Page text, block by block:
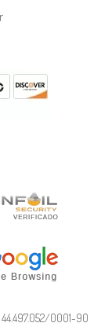
44.497.052/0001-90